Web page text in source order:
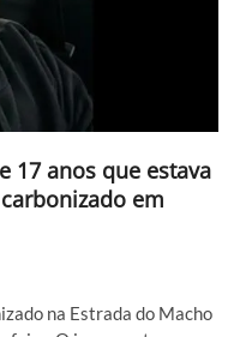
17 anos que estava
em
na Estrada do Macho